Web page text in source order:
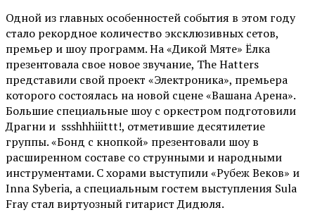
Одной из главных особенностей события в этом году
стало рекордное количество эксклюзивных сетов,
премьер и шоу программ. На «Дикой Мяте» Ёлка
презентовала свое новое звучание, The Hatters
представили свой проект «Электроника», премьера
которого состоялась на новой сцене «Вашана Арена».
Большие специальные шоу с оркестром подготовили
Драгни и ssshhhiiittt!, отметившие десятилетие
группы. «Бонд с кнопкой» презентовали шоу в
расширенном составе со струнными и народными
инструментами. С хорами выступили «Рубеж Веков» и
Inna Syberia, а специальным гостем выступления Sula
Fray стал виртуозный гитарист Дидюля.